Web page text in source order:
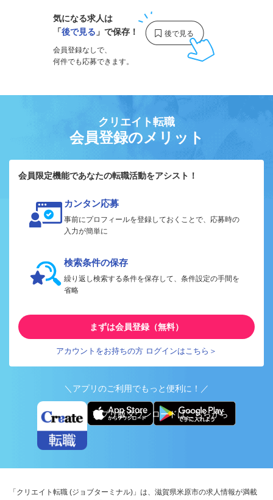
気になる求人は
「後で見る 」で保存！
会員登録なしで、
何件でも応募できます。
クリエイト転職
会員登録のメリット
会員限定機能であなたの転職活動をアシスト！
カンタン応募
事前にプロフィールを登録しておくことで、応募時の
入力が簡単に
検索条件の保存
繰り返し検索する条件を保存して、条件設定の手間を
省略
まずは会員登録（無料）
アカウントをお持ちの方 ログインはこちら＞
＼アプリのご利用でもっと便利に！／
アプリ版ダウンロードはこちらから
「クリエイト転職 (ジョブターミナル)」は、滋賀県米原市の求人情報が満載